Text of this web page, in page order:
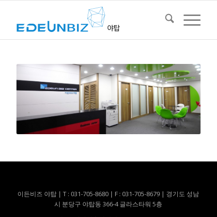
이든비즈 야탑 | T : 031-705-8680 | F : 031-705-8679 | 경기도 성남
시 분당구 야탑동 366-4 글라스타워 5층